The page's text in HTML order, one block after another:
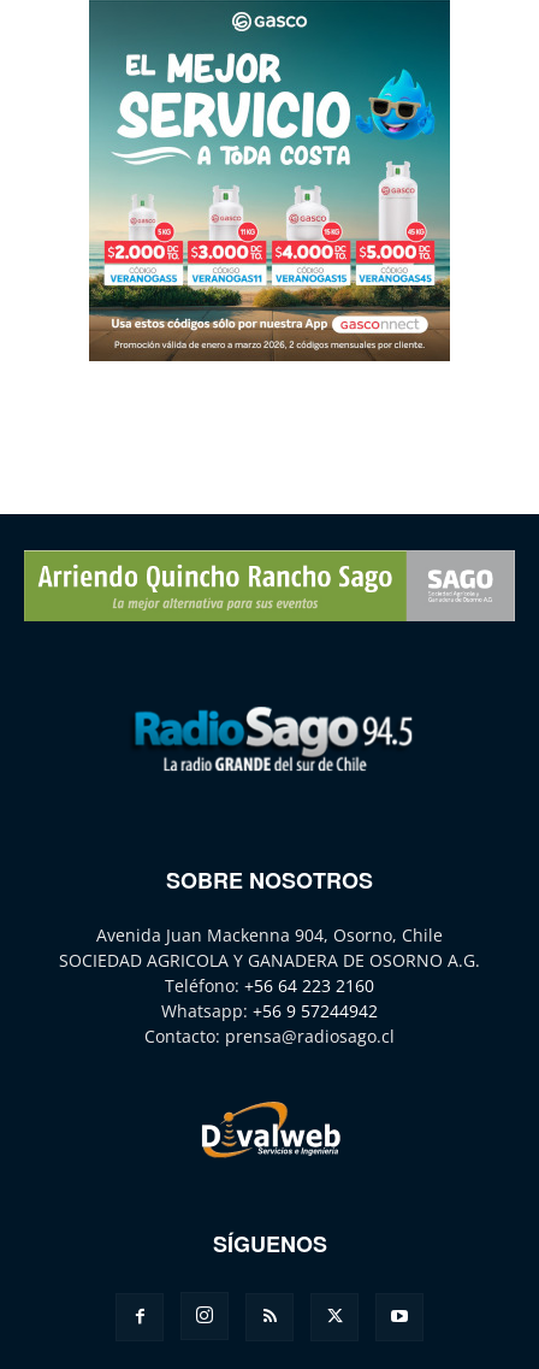
SOBRE NOSOTROS
Avenida Juan Mackenna 904, Osorno, Chile
SOCIEDAD AGRICOLA Y GANADERA DE OSORNO A.G.
Teléfono: +56 64 223 2160
Whatsapp: +56 9 57244942
Contacto: prensa@radiosago.cl
SÍGUENOS